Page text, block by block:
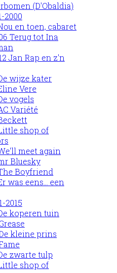
(D'Obaldia)
2000
en toen, cabaret
Terug tot Ina
Jan Rap en z'n
wijze kater
Vere
vogels
Variété
shop of
meet again
Bluesky
Boyfriend
was eens... een
2015
koperen tuin
kleine prins
zwarte tulp
shop of